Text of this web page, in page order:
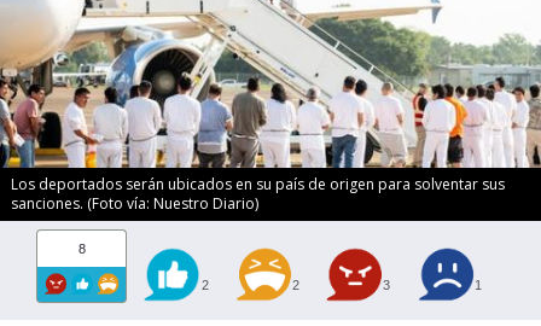
Los deportados serán ubicados en su país de origen para solventar sus
sanciones. (Foto vía: Nuestro Diario)
8
2 2 3 1